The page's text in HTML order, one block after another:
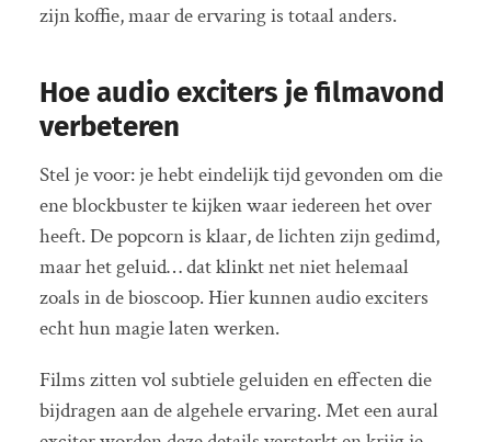
zijn koffie, maar de ervaring is totaal anders.
Hoe audio exciters je filmavond
verbeteren
Stel je voor: je hebt eindelijk tijd gevonden om die
ene blockbuster te kijken waar iedereen het over
heeft. De popcorn is klaar, de lichten zijn gedimd,
maar het geluid… dat klinkt net niet helemaal
zoals in de bioscoop. Hier kunnen audio exciters
echt hun magie laten werken.
Films zitten vol subtiele geluiden en effecten die
bijdragen aan de algehele ervaring. Met een aural